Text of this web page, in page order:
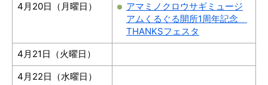
4月20日（月曜日）
アマミノクロウサギミュージ
アムくるぐる開所1周年記念
THANKSフェスタ
4月21日（火曜日）
4月22日（水曜日）